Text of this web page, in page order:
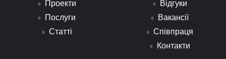
Проекти
Послуги
Статті
Відгуки
Вакансії
Співпраця
Контакти